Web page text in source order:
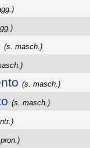
(s. masch.)
(s. masch.)
(s. masch.)